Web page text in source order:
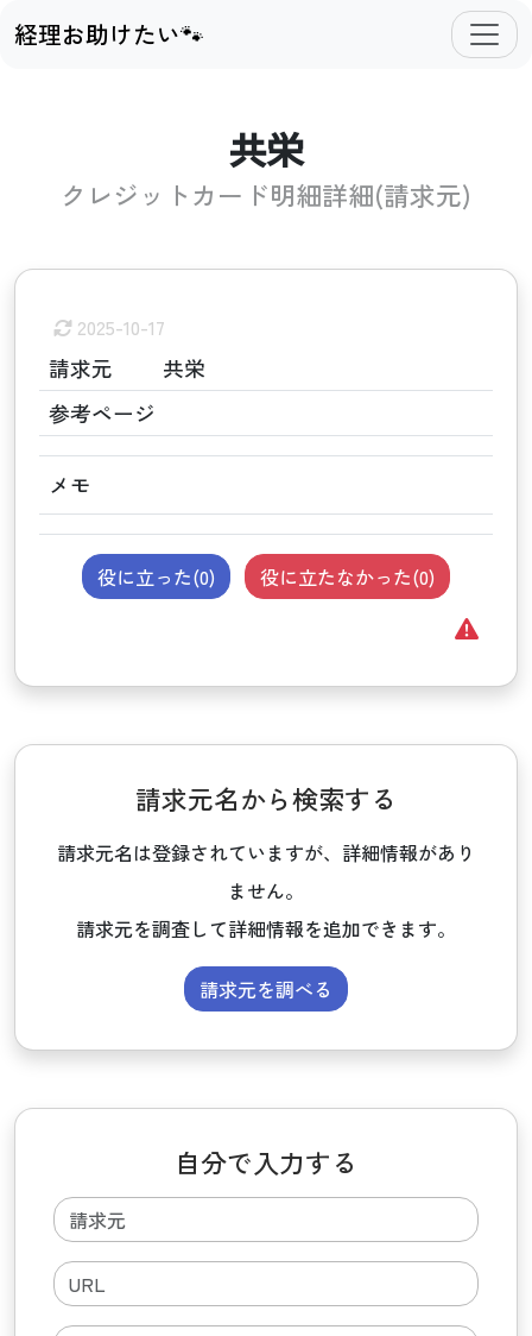
経理お助けたい🐾
共栄
クレジットカード明細詳細(請求元)
2025-10-17
請求元
共栄
参考ページ
メモ
役に立った(0) 役に立たなかった(0)
請求元名から検索する
請求元名は登録されていますが、詳細情報があり
ません。
請求元を調査して詳細情報を追加できます。
請求元を調べる
自分で入力する